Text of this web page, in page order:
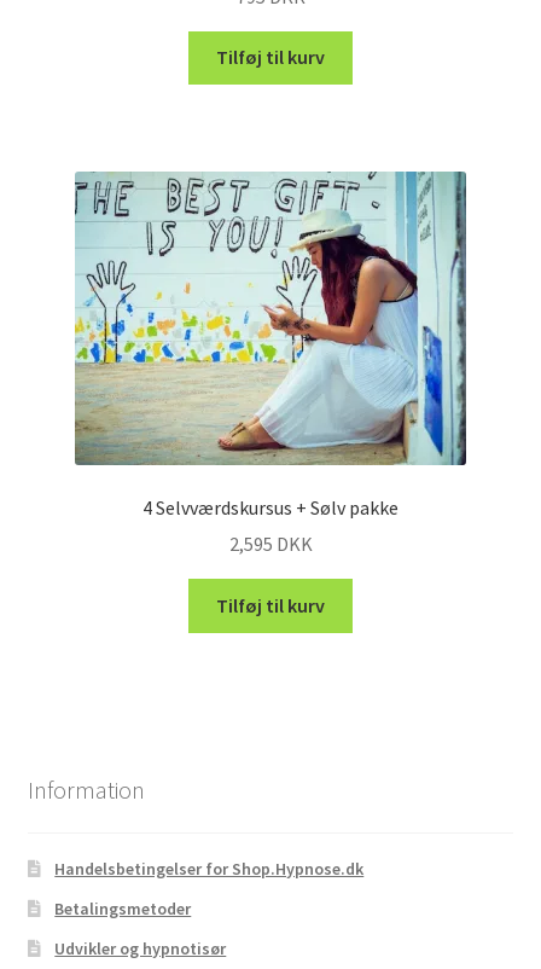
Tilføj til kurv
4 Selvværdskursus + Sølv pakke
2,595 DKK
Tilføj til kurv
Information
Handelsbetingelser for Shop.Hypnose.dk
Betalingsmetoder
Udvikler og hypnotisør